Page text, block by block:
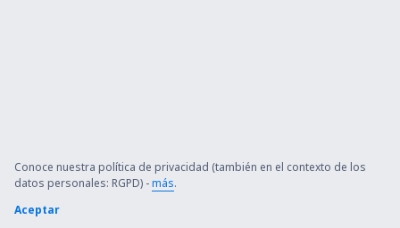
Conoce nuestra política de privacidad (también en el contexto de los
datos personales: RGPD) -más.
Aceptar